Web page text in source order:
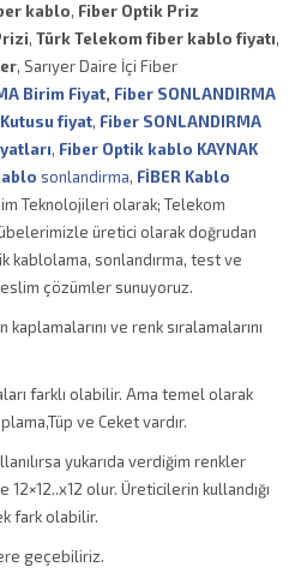
kablo, Fiber Optik Priz
, Türk Telekom fiber kablo fiyatı,
, Sarıyer Daire İçi Fiber
Birim Fiyat, Fiber SONLANDIRMA
fiyat, Fiber SONLANDIRMA
, Fiber Optik kablo KAYNAK
sonlandirma, FİBER Kablo
Teknolojileri olarak; Telekom
üretici olarak doğrudan
sonlandırma, test ve
çözümler sunuyoruz.
ve renk sıralamalarını
farklı olabilir. Ama temel olarak
ve Ceket vardır.
yukarıda verdiğim renkler
olur. Üreticilerin kullandığı
fark olabilir.
geçebiliriz.